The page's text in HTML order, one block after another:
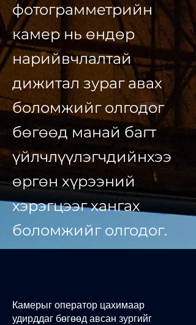
фотограмметрийн
камер нь өндөр
нарийвчлалтай
дижитал зураг авах
боломжийг олгодог
бөгөөд манай багт
үйлчлүүлэгчдийнхээ
өргөн хүрээний
хэрэгцээг хангах
боломжийг олгодог.
Камерыг оператор цахимаар
удирддаг бөгөөд авсан зургийг